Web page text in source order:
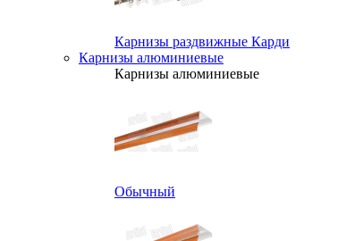
Карнизы раздвижные Карди
Карнизы алюминиевые
Карнизы алюминиевые
Обычный